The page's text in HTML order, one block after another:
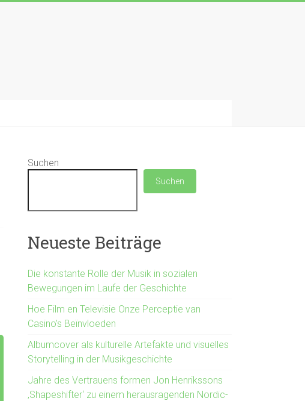
Suchen
Suchen
Neueste Beiträge
Die konstante Rolle der Musik in sozialen
Bewegungen im Laufe der Geschichte
Hoe Film en Televisie Onze Perceptie van
Casino’s Beïnvloeden
Albumcover als kulturelle Artefakte und visuelles
Storytelling in der Musikgeschichte
Jahre des Vertrauens formen Jon Henrikssons
‚Shapeshifter‘ zu einem herausragenden Nordic-